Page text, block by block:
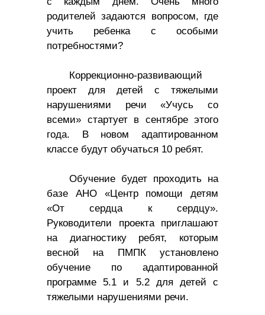
родителей задаются вопросом, где
учить ребенка с особыми
потребностями?
Коррекционно-развивающий
проект для детей с тяжелыми
нарушениями речи «Учусь со
всеми» стартует в сентябре этого
года. В новом адаптированном
классе будут обучаться 10 ребят.
Обучение будет проходить на
базе АНО «Центр помощи детям
«От сердца к сердцу».
Руководители проекта приглашают
на диагностику ребят, которым
весной на ПМПК установлено
обучение по адаптированной
программе 5.1 и 5.2 для детей с
тяжелыми нарушениями речи.